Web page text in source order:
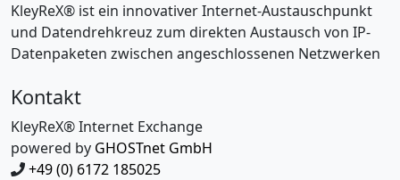
KleyReX® ist ein innovativer Internet-Austauschpunkt
und Datendrehkreuz zum direkten Austausch von IP-
Datenpaketen zwischen angeschlossenen Netzwerken
Kontakt
KleyReX® Internet Exchange
powered by GHOSTnet GmbH
+49 (0) 6172 185025